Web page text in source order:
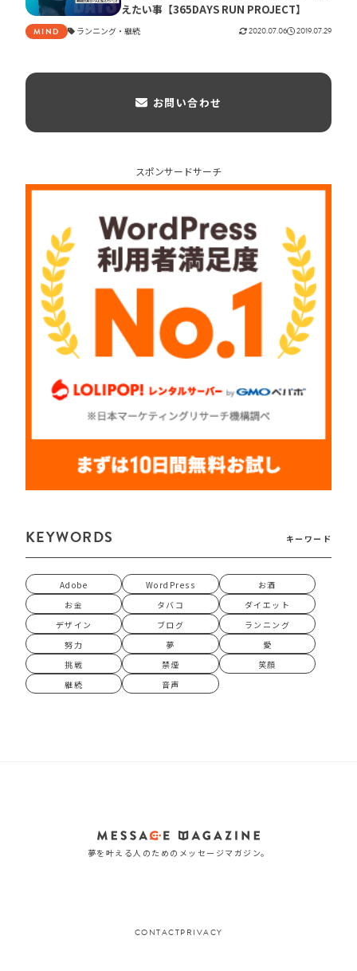
えたい事【365DAYS RUN PROJECT】
MIND ランニング 継続 2020.07.06 2019.07.29
お問い合わせ
スポンサードサーチ
KEYWORDS キーワード
Adobe WordPress
お酒
お金
タバコ
ダイエット
デザイン
ブログ
ランニング
努力
夢
愛
挑戦
禁煙
笑顔
継続
音声
夢を叶える人のためのメッセージマガジン。
CONTACTPRIVACY